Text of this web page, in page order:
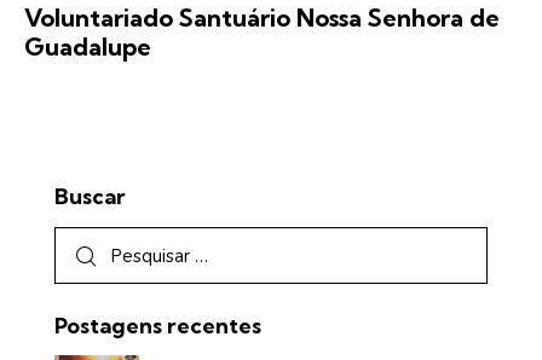
Voluntariado Santuário Nossa Senhora de
Guadalupe
Buscar
Postagens recentes